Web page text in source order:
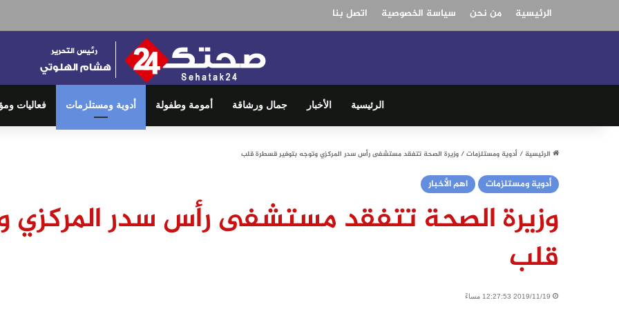
الرئيسية من نحن سياسة الخصوصية اتصل بنا
الرئيسية الأخبار جمال ورشاقة أمومة وطفولة أدوية ومستلزمات فعاليات
الرئيسية/أدوية ومستلزمات/وزيرة الصحة تتفقد مستشفى رأس سدر المركزي وتوجه بتوفير قسطرة قلب
أدوية ومستلزمات اهم الأخبار
وزيرة الصحة تتفقد مستشفى رأس سدر المركزي
قلب
2019/11/19 12:27:53 مساءً